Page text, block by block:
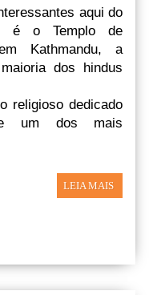
aqui do
é o Templo de
Kathmandu, a
dos hindus
religioso dedicado
um dos mais
LEIA MAIS